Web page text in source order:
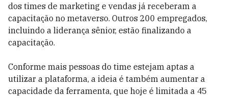
dos times de marketing e vendas já receberam a
capacitação no metaverso. Outros 200 empregados,
incluindo a liderança sênior, estão finalizando a
capacitação.
Conforme mais pessoas do time estejam aptas a
utilizar a plataforma, a ideia é também aumentar a
capacidade da ferramenta, que hoje é limitada a 45